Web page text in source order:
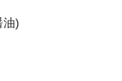
油)